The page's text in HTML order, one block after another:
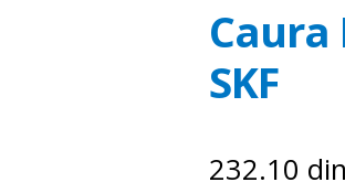
Caura
SKF
232.10 din